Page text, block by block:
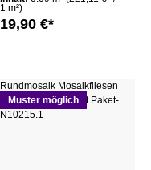
1 m²)
19,90 €*
Muster möglich